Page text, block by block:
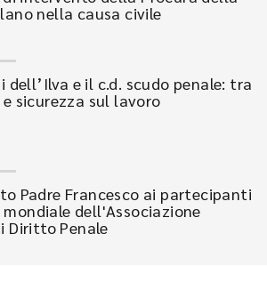
nella causa civile
dell’Ilva e il c.d. scudo penale: tra
sicurezza sul lavoro
Padre Francesco ai partecipanti
mondiale dell'Associazione
Diritto Penale